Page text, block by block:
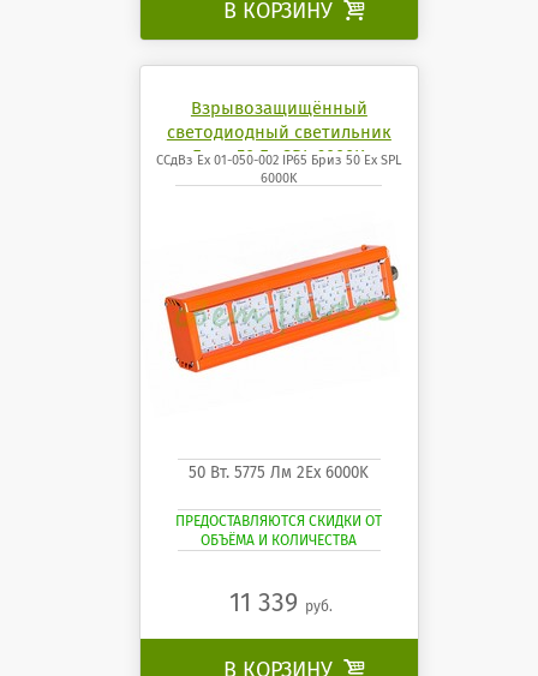
В КОРЗИНУ 
Взрывозащищённый
светодиодный светильник
Бриз 50 Ех SPL 6000K
ССдВз Ех 01-050-002 IP65 Бриз 50 Ех SPL
6000K
50 Вт. 5775 Лм 2Ех 6000K
ПРЕДОСТАВЛЯЮТСЯ СКИДКИ ОТ
ОБЪЁМА И КОЛИЧЕСТВА
11 339 руб.
В КОРЗИНУ 